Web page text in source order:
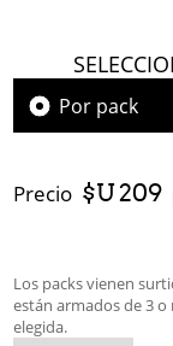
Por pack
Precio $U 209
Los packs vienen
están armados de 3
elegida.